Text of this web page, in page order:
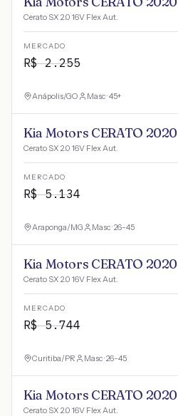
Cerato SX 2.0 16V Flex Aut.
MERCADO
R$2.255
Anápolis/GO Masc · 45+
Kia Motors CERATO 2020
Cerato SX 2.0 16V Flex Aut.
MERCADO
R$5.134
Araponga/MG Masc · 26-45
Kia Motors CERATO 2020
Cerato SX 2.0 16V Flex Aut.
MERCADO
R$5.744
Curitiba/PR Masc · 26-45
Kia Motors CERATO 2020
Cerato SX 2.0 16V Flex Aut.